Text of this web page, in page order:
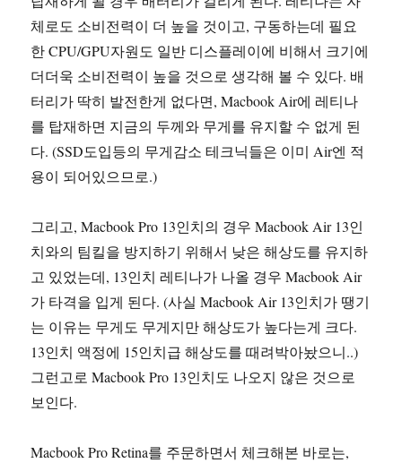
체로도 소비전력이 더 높을 것이고, 구동하는데 필요
한 CPU/GPU자원도 일반 디스플레이에 비해서 크기에
더더욱 소비전력이 높을 것으로 생각해 볼 수 있다. 배
터리가 딱히 발전한게 없다면, Macbook Air에 레티나
를 탑재하면 지금의 두께와 무게를 유지할 수 없게 된
다. (SSD도입등의 무게감소 테크닉들은 이미 Air엔 적
용이 되어있으므로.)
그리고, Macbook Pro 13인치의 경우 Macbook Air 13인
치와의 팀킬을 방지하기 위해서 낮은 해상도를 유지하
고 있었는데, 13인치 레티나가 나올 경우 Macbook Air
가 타격을 입게 된다. (사실 Macbook Air 13인치가 땡기
는 이유는 무게도 무게지만 해상도가 높다는게 크다.
13인치 액정에 15인치급 해상도를 때려박아놨으니..)
그런고로 Macbook Pro 13인치도 나오지 않은 것으로
보인다.
Macbook Pro Retina를 주문하면서 체크해본 바로는,